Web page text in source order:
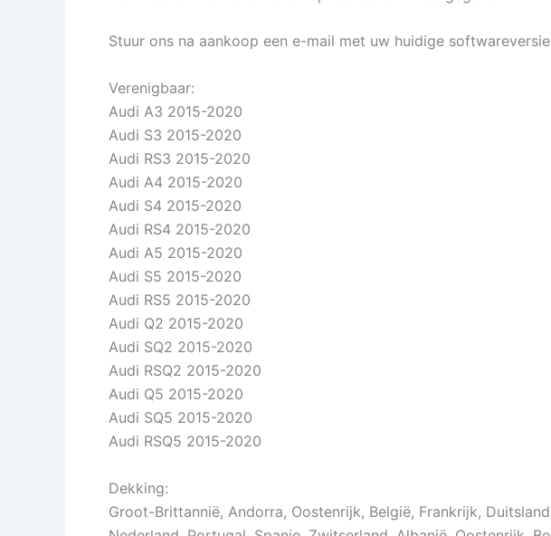
Stuur ons na aankoop een e-mail met uw huidige
Verenigbaar:
Audi A3 2015-2020
Audi S3 2015-2020
Audi RS3 2015-2020
Audi A4 2015-2020
Audi S4 2015-2020
Audi RS4 2015-2020
Audi A5 2015-2020
Audi S5 2015-2020
Audi RS5 2015-2020
Audi Q2 2015-2020
Audi SQ2 2015-2020
Audi RSQ2 2015-2020
Audi Q5 2015-2020
Audi SQ5 2015-2020
Audi RSQ5 2015-2020
Dekking:
Groot-Brittannië, Andorra, Oostenrijk, België, Frankrijk,